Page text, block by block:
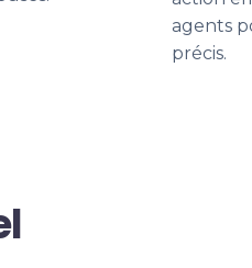
agents
précis.